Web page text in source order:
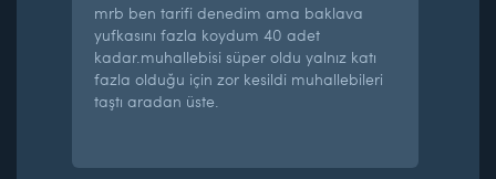
mrb ben tarifi denedim ama baklava
yufkasını fazla koydum 40 adet
kadar.muhallebisi süper oldu yalnız katı
fazla olduğu için zor kesildi muhallebileri
taştı aradan üste.